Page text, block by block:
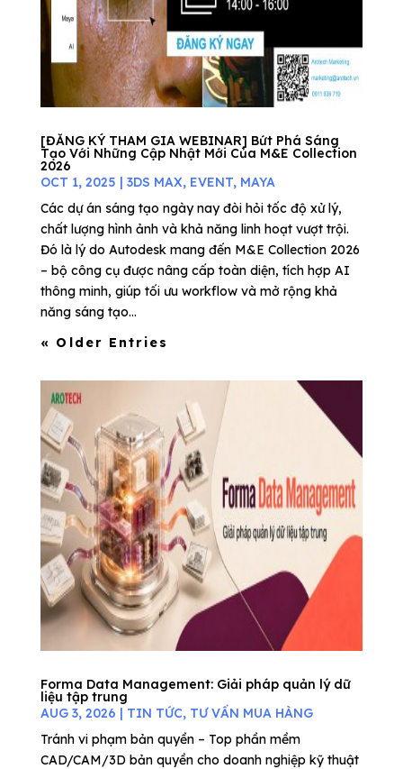
[ĐĂNG KÝ THAM GIA WEBINAR] Bứt Phá Sáng
Tạo Với Những Cập Nhật Mới Của M&E Collection
2026
OCT 1, 2025 | 3DS MAX, EVENT, MAYA
Các dự án sáng tạo ngày nay đòi hỏi tốc độ xử lý,
chất lượng hình ảnh và khả năng linh hoạt vượt trội.
Đó là lý do Autodesk mang đến M&E Collection 2026
– bộ công cụ được nâng cấp toàn diện, tích hợp AI
thông minh, giúp tối ưu workflow và mở rộng khả
năng sáng tạo...
« Older Entries
Forma Data Management: Giải pháp quản lý dữ
liệu tập trung
AUG 3, 2026 | TIN TỨC, TƯ VẤN MUA HÀNG
Tránh vi phạm bản quyền – Top phần mềm
CAD/CAM/3D bản quyền cho doanh nghiệp kỹ thuật